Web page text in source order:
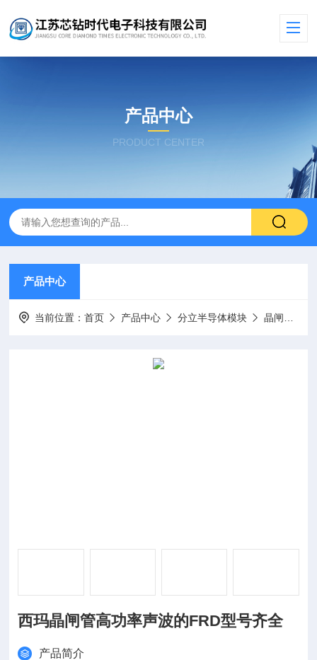
产品中心
PRODUCT CENTER
产品中心
当前位置：首页 产品中心 分立半导体模块 晶闸管模块
西玛晶闸管高功率声波的FRD型号齐全
产品简介